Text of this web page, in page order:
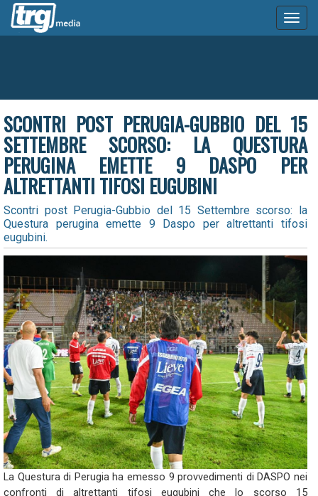
SCONTRI POST PERUGIA-GUBBIO DEL 15
SETTEMBRE SCORSO: LA QUESTURA
PERUGINA EMETTE 9 DASPO PER
ALTRETTANTI TIFOSI EUGUBINI
Scontri post Perugia-Gubbio del 15 Settembre scorso: la
Questura perugina emette 9 Daspo per altrettanti tifosi
eugubini.
La Questura di Perugia ha emesso 9 provvedimenti di DASPO nei
confronti di altrettanti tifosi eugubini che lo scorso 15